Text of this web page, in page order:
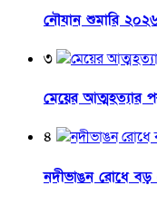
নৌযান শুমারি
৩
মেয়ের আত্মহত্যার
৪
নদীভাঙন রোধে বড়